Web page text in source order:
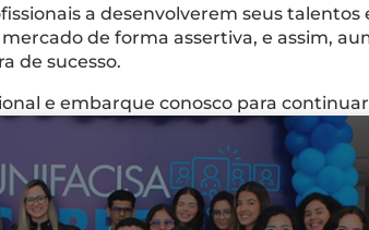
a desenvolverem seus talentos
de forma assertiva, e assim,
de sucesso.
e embarque conosco para